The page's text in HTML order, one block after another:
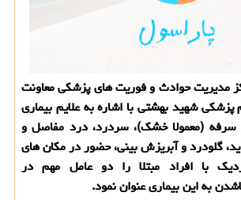
مدیریت حوادث و فوریت های پزشكی معاونت
پزشكی شهید بهشتی با اشاره به علایم بیماری
سرفه (معمولا خشك)، سردرد، درد مفاصل و
گلودرد و آبریزش بینی، حضور در مكان های
با افراد مبتلا را دو عامل مهم در
به این بیماری عنوان نمود.